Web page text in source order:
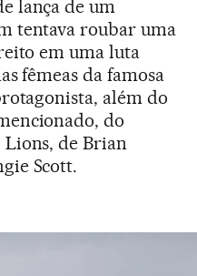
lança de um
tentava roubar uma
em uma luta
fêmeas da famosa
além do
do
de Brian
Scott.